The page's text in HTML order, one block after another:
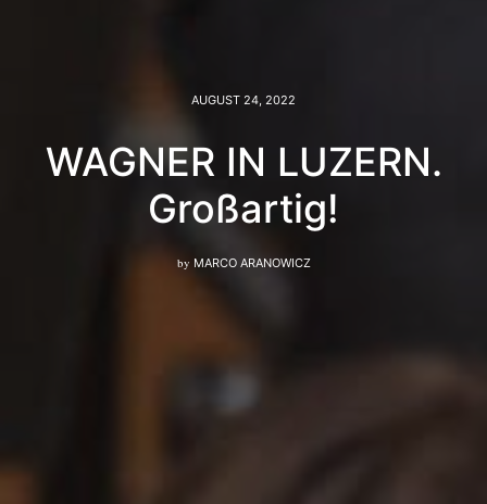
AUGUST 24, 2022
WAGNER IN LUZERN.
Großartig!
by MARCO ARANOWICZ